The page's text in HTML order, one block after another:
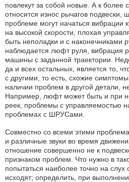
повлекут за собой новые. А к более
относится износ рычагов подвески,
проблеме могут начаться вибрации
на высокой скорости, плохая
быть неполадки и с наконечниками
наблюдается люфт руля, вибрация
машины с заданной траектории.
да и всех остальных, является то,
с другими, то есть, схожие симптомы
наличии проблем в другой детали,
Например, люфт может быть и при
реек, проблемы с управляемостью
проблемах с ШРУСами.
Совместно со всеми этими
и различные звуки во время
отношение совершенно не к
признаком проблем. Что нужно в
попытаться наиболее точно на слух
исходят; определить, при